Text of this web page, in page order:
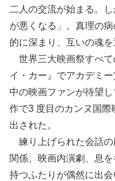
二人の交流が始まる。
が悪くなる」。真理の
的に深まり、互いの魂
世界三大映画祭すべて
イ・カー』でアカデミ
中の映画ファンが待望
作で3 度目のカンヌ国
出された。
練り上げられた会話の
関係、映画内演劇、息
持つふたりが偶然に出